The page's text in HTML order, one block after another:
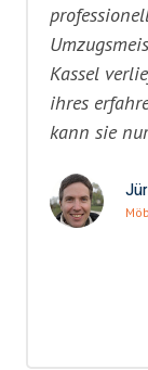
Kassel
ihres
kann sie